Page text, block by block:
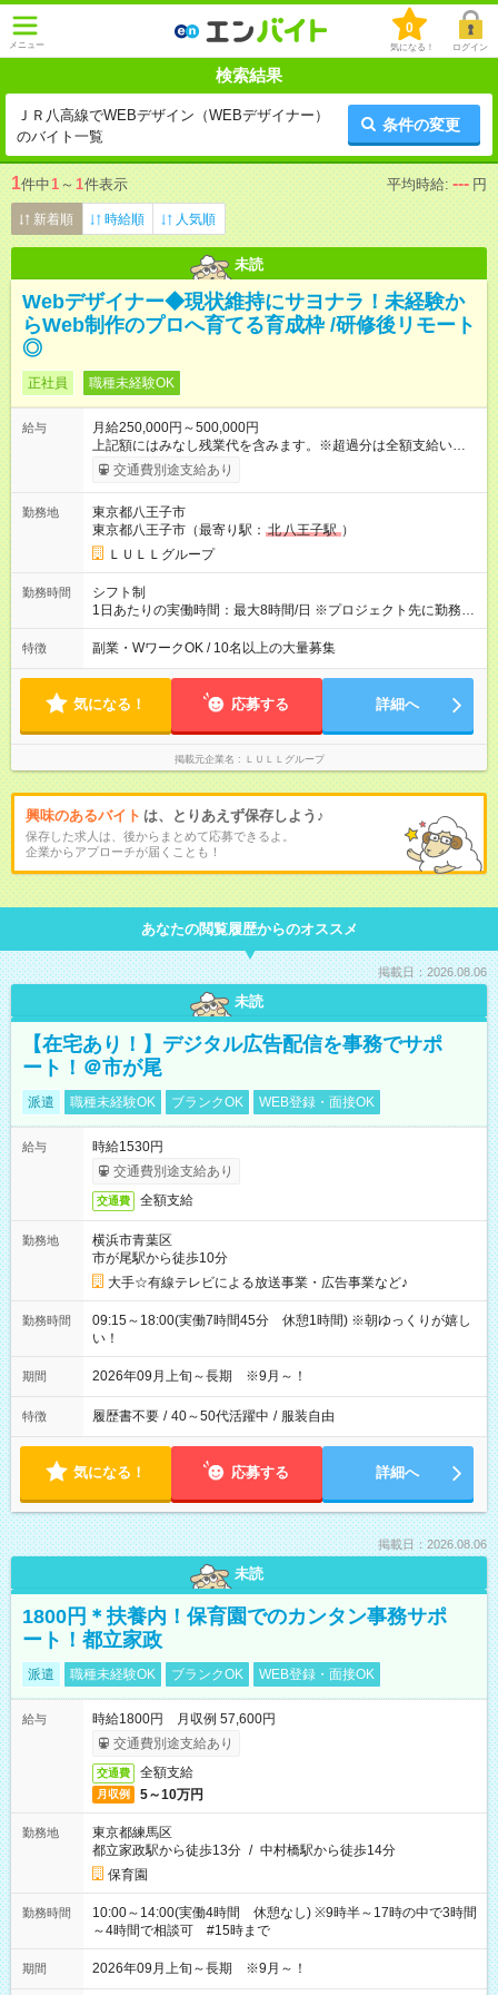
メニュー
0
気になる！ ログイン
検索結果
ＪＲ八高線でWEBデザイン（WEBデザイナー）
のバイト一覧
条件の変更
1件中1 ～ 1件表示 平均時給: --- 円
新着順 時給順 人気順
未読
Webデザイナー◆現状維持にサヨナラ！未経験か
らWeb制作のプロへ育てる育成枠 /研修後リモート
◎
正社員 職種未経験OK
給与
月給250,000円～500,000円
上記額にはみなし残業代を含みます。※超過分は全額支給いたし
ます。 みなし残業代 21,675円／月 みなし残業時間 12時間／月 -
------------------------------------------------------- ≪経験者の方は以下と
万円～＋業績賞与＋交通費＋各種手当 ※固定残業代（30時間/6
万6，610円分）を含む。超過分は追加支給いたします 能力やス
キルを考慮し初任給を決定。経験者の方は前給考慮も可能で
す！ ◎昇給年1回（研修終了後） ◎賞与年2回（2月・8月）＋業
績賞与あり ◤スキルアップも、収入アップも。◢ 入社後の成長
や頑張りは、しっかり給与で還元しています。 実際にほぼ全員
上アップした社員も。 エンジニアへの還元率は業界高水準の
87％。 スキルを磨いた分だけ、収入アップも目指せる環境で
す！ 【試用期間】試用期間あり 試用期間の長さ：6ヶ月 ※ 雇用
形態と給与に、本採用時と異なる部分があります。 雇用形態：
中途採用（契約社員） 給与：月給 230,000円以上 上記額にはみ
なし残業代を含みます。※超過分は全額支給いたします。 みな
別途支給いたします ※研修期間中（最大12ヶ月間）も、試用期
交通費別途支給あり
勤務地
東京都八王子市
東京都八王子市（最寄り駅： 北八王子駅 ）
ＬＵＬＬグループ
勤務時間
シフト制
1日あたりの実働時間：最大8時間/日 ※プロジェクト先に勤務時
間は異なります 【シフト例】 ・10時00分～19時00分 ・9時00
分～18時00分 平均残業時間：月10時間以内
特徴 副業・WワークOK / 10名以上の大量募集
気になる！ 応募する 詳細へ
掲載元企業名 ＬＵＬＬグループ
興味のあるバイト は、とりあえず保存しよう♪
保存した求人は、後からまとめて応募できるよ。
企業からアプローチが届くことも！
あなたの閲覧履歴からのオススメ
掲載日：2026.08.06
未読
【在宅あり！】デジタル広告配信を事務でサポ
ート！＠市が尾
派遣 職種未経験OK ブランクOK WEB登録・面接OK
給与
時給1530円
交通費別途支給あり
交通費 全額支給
勤務地
横浜市青葉区
市が尾駅から徒歩10分
大手☆有線テレビによる放送事業・広告事業など♪
勤務時間
09:15～18:00(実働7時間45分 休憩1時間) ※朝ゆっくりが嬉し
い！
期間 2026年09月上旬～長期 ※9月～！
特徴 履歴書不要 / 40～50代活躍中 / 服装自由
気になる！ 応募する 詳細へ
掲載日：2026.08.06
未読
1800円＊扶養内！保育園でのカンタン事務サポ
ート！都立家政
派遣 職種未経験OK ブランクOK WEB登録・面接OK
給与
時給1800円 月収例 57,600円
交通費別途支給あり
交通費 全額支給
月収例 5～10万円
勤務地
東京都練馬区
都立家政駅から徒歩13分 / 中村橋駅から徒歩14分
保育園
勤務時間
10:00～14:00(実働4時間 休憩なし) ※9時半～17時の中で3時間
～4時間で相談可 #15時まで
期間 2026年09月上旬～長期 ※9月～！